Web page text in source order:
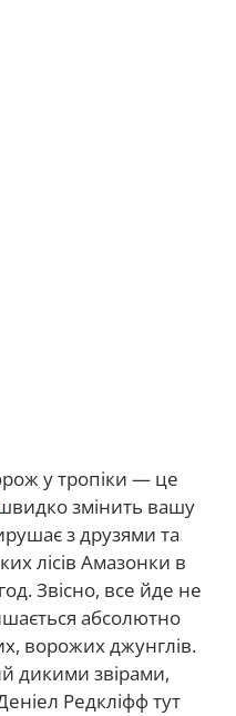
у тропіки — це
змінить вашу
з друзями та
лісів Амазонки в
Звісно, все йде не
абсолютно
ворожих джунглів.
дикими звірами,
Редкліфф тут